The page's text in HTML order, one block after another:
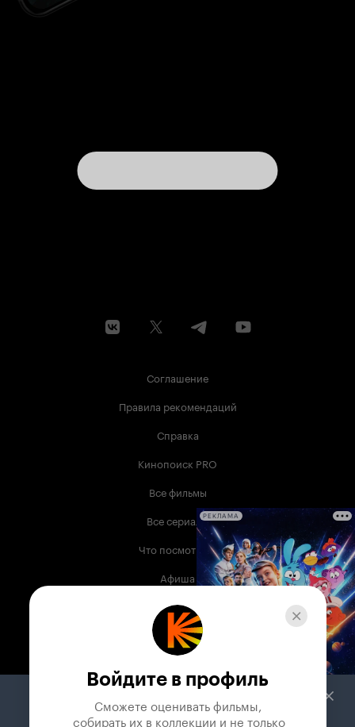
Соглашение
Правила рекомендаций
Справка
Кинопоиск PRO
Все фильмы
Все сериалы
Что посмотреть
Афиша
Музыка
Телепрограмма
Служба поддержки
РЕКЛАМА
Войдите в профиль
Сможете оценивать фильмы,
собирать их в коллекции и не только